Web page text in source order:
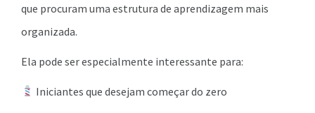
que procuram uma estrutura de aprendizagem mais
organizada.
Ela pode ser especialmente interessante para:
Iniciantes que desejam começar do zero